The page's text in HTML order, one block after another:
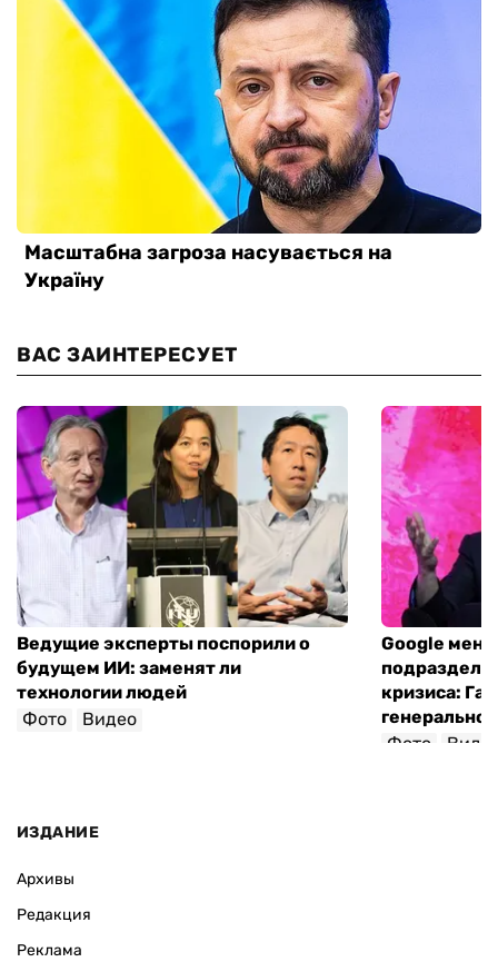
ВАС ЗАИНТЕРЕСУЕТ
Ведущие эксперты поспорили о
будущем ИИ: заменят ли
технологии людей
Фото
Видео
Google
кризиса:
Фото
ИЗДАНИЕ
Архивы
Редакция
Реклама